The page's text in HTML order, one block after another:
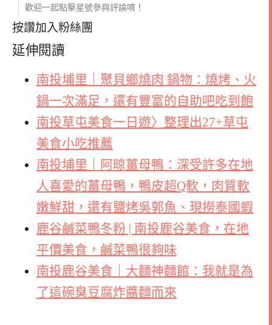
歡迎一起點擊星號參與評論唷！
按讚加入粉絲團
延伸閱讀
南投埔里｜聚貝鄉燒肉 鍋物：燒烤、火
鍋一次滿足，還有豐富的自助吧吃到飽
南投草屯美食一日遊〉整理出27+草屯
美食小吃推薦
南投埔里｜阿晾薑母鴨：深受許多在地
人喜愛的薑母鴨，鴨皮超Q軟，肉質軟
嫩鮮甜，還有鹽烤吳郭魚、現撈泰國蝦
鹿谷鹹菜鴨冬粉 | 南投鹿谷美食，在地
平價美食，鹹菜鴨很夠味
南投鹿谷美食｜大麵神麵館：我就是為
了這碗臭豆腐炸醬麵而來